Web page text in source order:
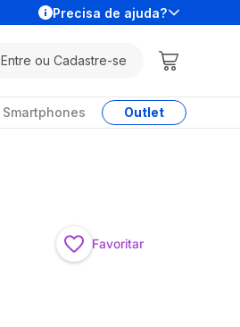
Precisa de ajuda?
Entre ou Cadastre-se
Smartphones Outlet
Favoritar